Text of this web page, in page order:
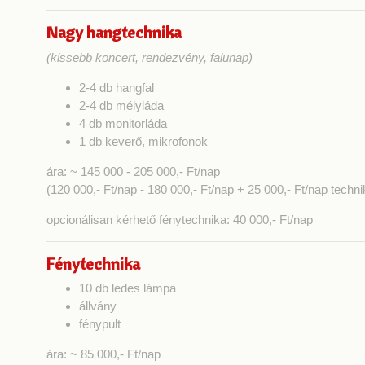
Nagy hangtechnika
(kissebb koncert, rendezvény, falunap)
2-4 db hangfal
2-4 db mélyláda
4 db monitorláda
1 db keverő, mikrofonok
ára: ~ 145 000 - 205 000,- Ft/nap
(120 000,- Ft/nap - 180 000,- Ft/nap + 25 000,- Ft/nap
opcionálisan kérhető fénytechnika: 40 000,- Ft/nap
Fénytechnika
10 db ledes lámpa
állvány
fénypult
ára: ~ 85 000,- Ft/nap